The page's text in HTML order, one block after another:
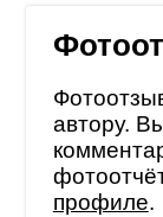
автору.
профиле.